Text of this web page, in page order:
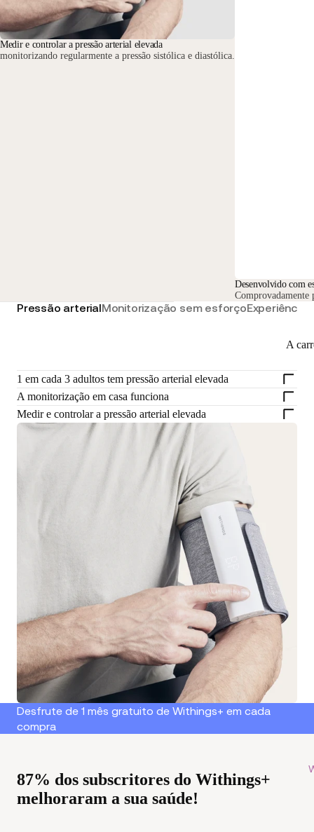
A
Medir e controlar a pressão arterial elevada
monitorizando regularmente a pressão sistólica e diastólica.
Desenvolvido com
Comprovadamente
Pressão arterialMonitorização sem esforçoExperiência
1 em cada 3 adultos tem pressão arterial elevada
A monitorização em casa funciona
Medir e controlar a pressão arterial elevada
Desfrute de 1 mês gratuito de Withings+ em cada
compra
87% dos subscritores do Withings+
melhoraram a sua saúde!